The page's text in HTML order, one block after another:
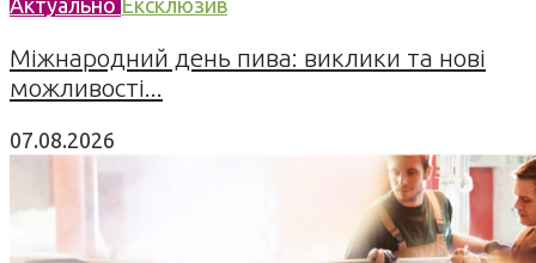
Міжнародний день пива: виклики та нові
можливості...
07.08.2026